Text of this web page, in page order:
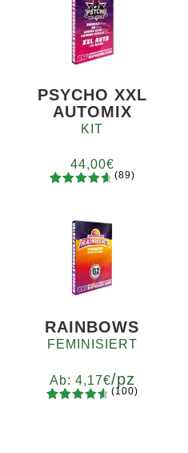
PSYCHO XXL
AUTOMIX
KIT
44,00€
von 5,
basierend
auf
Kundenb
(89)
RAINBOWS
FEMINISIERT
Ab: 4,17€/pz
(100)